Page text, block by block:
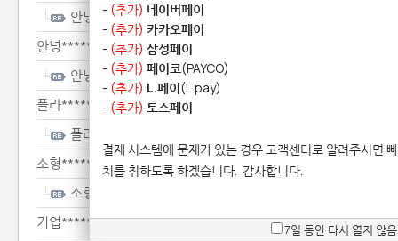
안녕*************
안녕********************
안녕********************
플라*****************************************************
플라
소형***********************************************
소형***********************************************
기업*******
- (추가) 네이버페이
- (추가) 카카오페이
- (추가) 삼성페이
- (추가) 페이코(PAYCO)
- (추가) L.페이(L.pay)
- (추가) 토스페이
결제 시스템에 문제가 있는 경우 고객센터로 알려주시면
치를 취하도록 하겠습니다. 감사합니다.
7일 동안 다시 열지 않음